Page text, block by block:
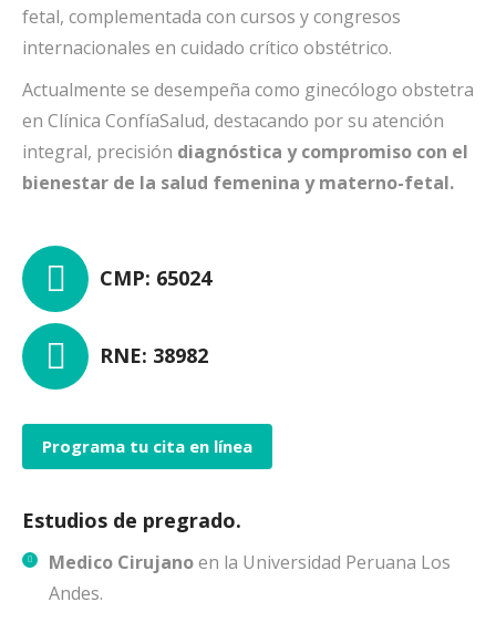
fetal, complementada con cursos y congresos
internacionales en cuidado crítico obstétrico.
Actualmente se desempeña como ginecólogo obstetra
en Clínica ConfíaSalud, destacando por su atención
integral, precisión diagnóstica y compromiso con el
bienestar de la salud femenina y materno-fetal.
CMP: 65024
RNE: 38982
Programa tu cita en línea
Estudios de pregrado.
Medico Cirujanoen la Universidad Peruana Los
Andes.